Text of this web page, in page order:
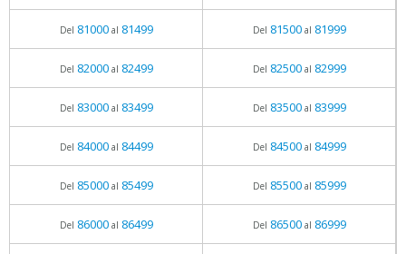
Del 81000al 81499 Del 81500al 81999
Del 82000al 82499 Del 82500al 82999
Del 83000al 83499 Del 83500al 83999
Del 84000al 84499 Del 84500al 84999
Del 85000al 85499 Del 85500al 85999
Del 86000al 86499 Del 86500al 86999